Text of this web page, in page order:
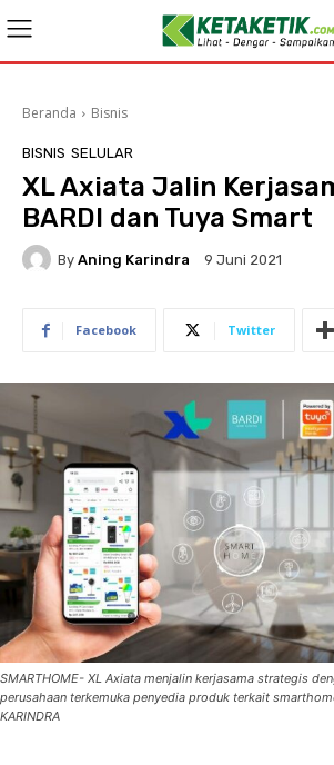
Beranda Bisnis
BISNIS SELULAR
XL Axiata Jalin
BARDI dan Tuya Smart
By Aning Karindra 9 Juni 2021
Facebook Twitter
SMARTHOME- XL Axiata menjalin kerjasama strategis
perusahaan terkemuka penyedia produk terkait
KARINDRA